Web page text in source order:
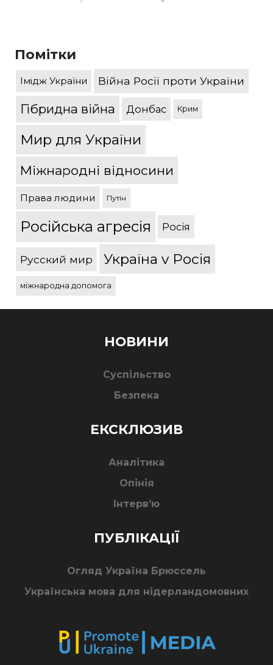
Помітки
Імідж України Війна Росії проти України
Гібридна війна Донбас Крим
Мир для України
Міжнародні відносини
Права людини Путін
Російська агресія Росія
Русский мир Україна v Росія
міжнародна допомога
НОВИНИ
Суспільство
Безпека
ЕКСКЛЮЗИВ
Аналітика
Опінія
Інтерв’ю
ПУБЛІКАЦІЇ
Огляд Україна Брюссель
Українська мова для нідерландомовних